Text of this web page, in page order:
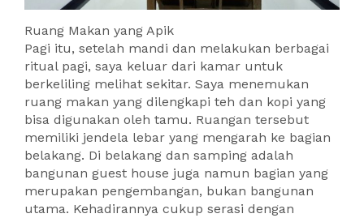
Ruang Makan yang Apik
Pagi itu, setelah mandi dan melakukan berbagai
ritual pagi, saya keluar dari kamar untuk
berkeliling melihat sekitar. Saya menemukan
ruang makan yang dilengkapi teh dan kopi yang
bisa digunakan oleh tamu. Ruangan tersebut
memiliki jendela lebar yang mengarah ke bagian
belakang. Di belakang dan samping adalah
bangunan guest house juga namun bagian yang
merupakan pengembangan, bukan bangunan
utama. Kehadirannya cukup serasi dengan